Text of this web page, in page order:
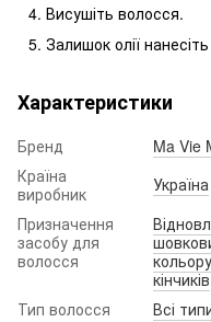
Висушіть волосся.
Залишок олії нанесіть
Характеристики
Бренд
Ma Vie
Країна
виробник
Україна
Призначення
засобу для
волосся
кольору
кінчиків
Тип волосся
Всі